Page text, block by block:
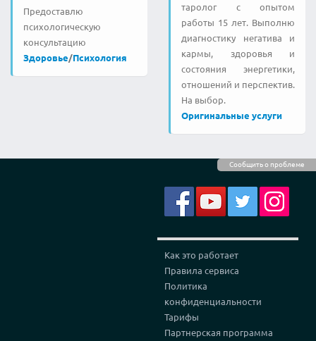
Сообщить о проблеме
Предоставлю
психологическую
консультацию
Здоровье/Психология
таролог с опытом
работы 15 лет. Выполню
диагностику негатива и
кармы, здоровья и
состояния энергетики,
отношений и перспектив.
На выбор.
Оригинальные услуги
Как это работает
Правила сервиса
Политика
конфиденциальности
Тарифы
Партнерская программа